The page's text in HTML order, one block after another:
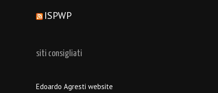
ISPWP
siti consigliati
Edoardo Agresti website